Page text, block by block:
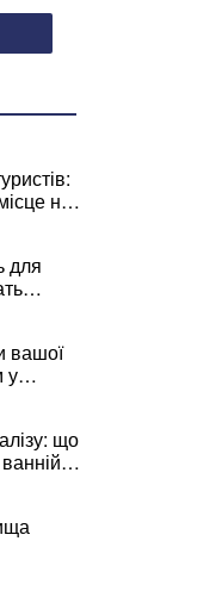
на
для
вашої
у
що